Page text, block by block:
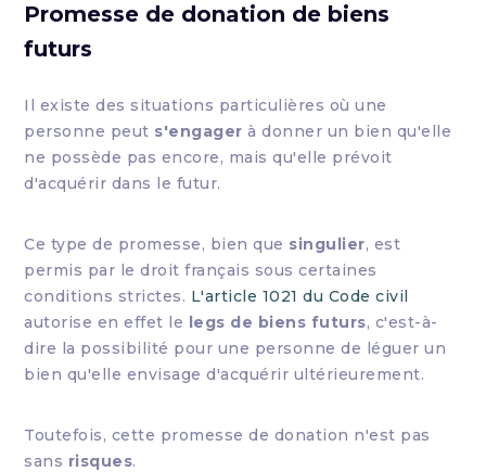
Promesse de donation de biens
futurs
Il existe des situations particulières où une
personne peut s'engager à donner un bien qu'elle
ne possède pas encore, mais qu'elle prévoit
d'acquérir dans le futur.
Ce type de promesse, bien que singulier, est
permis par le droit français sous certaines
conditions strictes. L'article 1021 du Code civil
autorise en effet le legs de biens futurs, c'est-à-
dire la possibilité pour une personne de léguer un
bien qu'elle envisage d'acquérir ultérieurement.
Toutefois, cette promesse de donation n'est pas
sans risques.